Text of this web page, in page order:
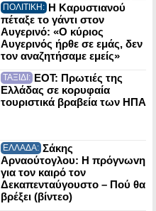
ΠΟΛΙΤΙΚΗ: Η Καρυστιανού
πέταξε το γάντι στον
Αυγερινό: «Ο κύριος
Αυγερινός ήρθε σε εμάς, δεν
τον αναζητήσαμε εμείς»
ΤΑΞΙΔΙ: ΕΟΤ: Πρωτιές της
Ελλάδας σε κορυφαία
τουριστικά βραβεία των ΗΠΑ
ΕΛΛΑΔΑ: Σάκης
Αρναούτογλου: Η πρόγνωvη
για τον καιρό τον
Δεκαπενταύγουστο – Πού θα
βρέξει (βίντεο)